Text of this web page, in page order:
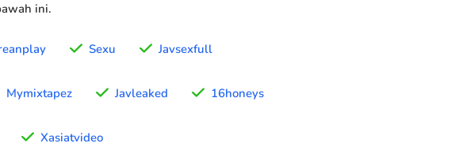
ini.
Sexu Javsexfull
Mymixtapez Javleaked 16honeys
Xasiatvideo